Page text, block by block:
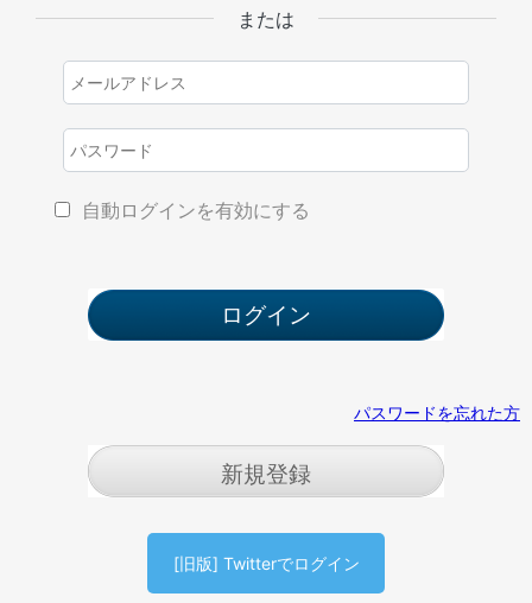
または
自動ログインを有効にする
パスワードを忘れた方
新規登録
[旧版] Twitterでログイン